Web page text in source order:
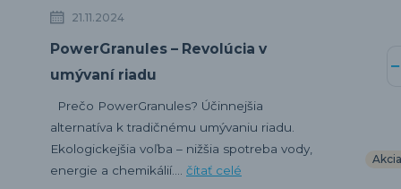
Akcia
21.11.2024
PowerGranules – Revolúcia v
umývaní riadu
Prečo PowerGranules? Účinnejšia
alternatíva k tradičnému umývaniu riadu.
Ekologickejšia voľba – nižšia spotreba vody,
energie a chemikálií.... čítať celé